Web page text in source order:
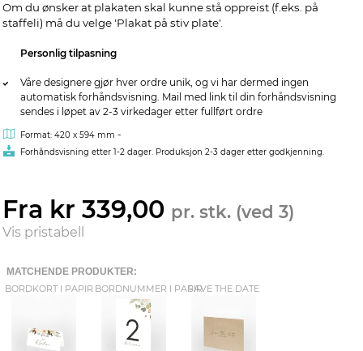
Om du ønsker at plakaten skal kunne stå oppreist (f.eks. på
staffeli) må du velge 'Plakat på stiv plate'.
Personlig tilpasning
Våre designere gjør hver ordre unik, og vi har dermed ingen
automatisk forhåndsvisning. Mail med link til din forhåndsvisning
sendes i løpet av 2-3 virkedager etter fullført ordre
Format: 420 x 594 mm -
Forhåndsvisning etter 1-2 dager. Produksjon 2-3 dager etter godkjenning.
Fra kr 339,00 pr. stk. (ved 3)
Vis pristabell
MATCHENDE PRODUKTER:
BORDKORT I PAPIR BORDNUMMER I PAPIRSAVE THE DATE